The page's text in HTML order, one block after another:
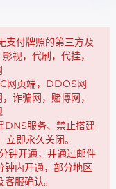
支付牌照的第三方及
视，代刷，代挂，
网页端，DDOS网
诈骗网，赌博网，
DNS服务、禁止搭建
即永久关闭。
钟开通，并通过邮件
钟内开通，部分地区
服确认。